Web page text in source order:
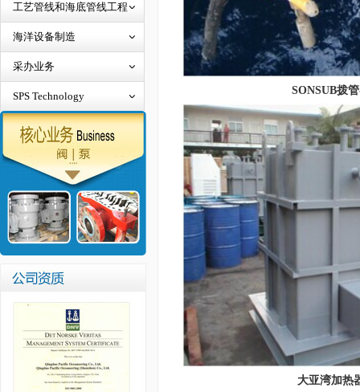
工艺管线和海底管线工程
海洋设备制造
采办业务
SPS Technology SONSUB拨
大亚湾加热